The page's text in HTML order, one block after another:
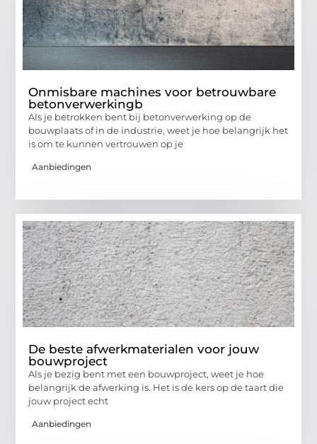
Onmisbare machines voor betrouwbare
betonverwerkingb
Als je betrokken bent bij betonverwerking op de
bouwplaats of in de industrie, weet je hoe belangrijk het
is om te kunnen vertrouwen op je
Aanbiedingen
De beste afwerkmaterialen voor jouw
bouwproject
Als je bezig bent met een bouwproject, weet je hoe
belangrijk de afwerking is. Het is de kers op de taart die
jouw project echt
Aanbiedingen